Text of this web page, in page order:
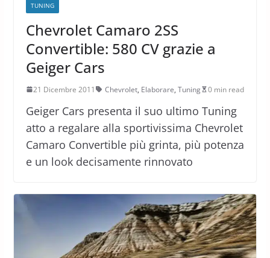
TUNING
Chevrolet Camaro 2SS
Convertible: 580 CV grazie a
Geiger Cars
21 Dicembre 2011 Chevrolet, Elaborare, Tuning 0 min read
Geiger Cars presenta il suo ultimo Tuning
atto a regalare alla sportivissima Chevrolet
Camaro Convertible più grinta, più potenza
e un look decisamente rinnovato